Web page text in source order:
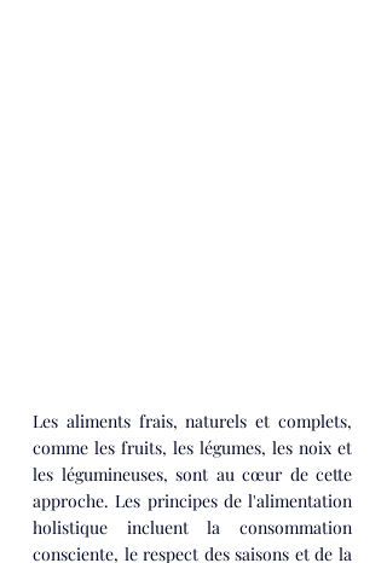
Les aliments frais, naturels et complets,
comme les fruits, les légumes, les noix et
les légumineuses, sont au cœur de cette
approche. Les principes de l'alimentation
holistique incluent la consommation
consciente, le respect des saisons et de la